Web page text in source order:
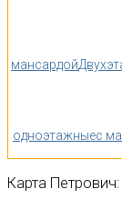
мансардой
одноэтажныес
Карта Петрович: